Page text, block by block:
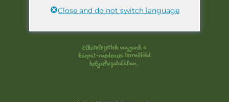
Close and do not switch language